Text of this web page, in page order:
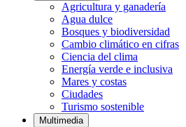
Agricultura y ganadería
Agua dulce
Bosques y biodiversidad
Cambio climático en cifras
Ciencia del clima
Energía verde e inclusiva
Mares y costas
Ciudades
Turismo sostenible
Multimedia